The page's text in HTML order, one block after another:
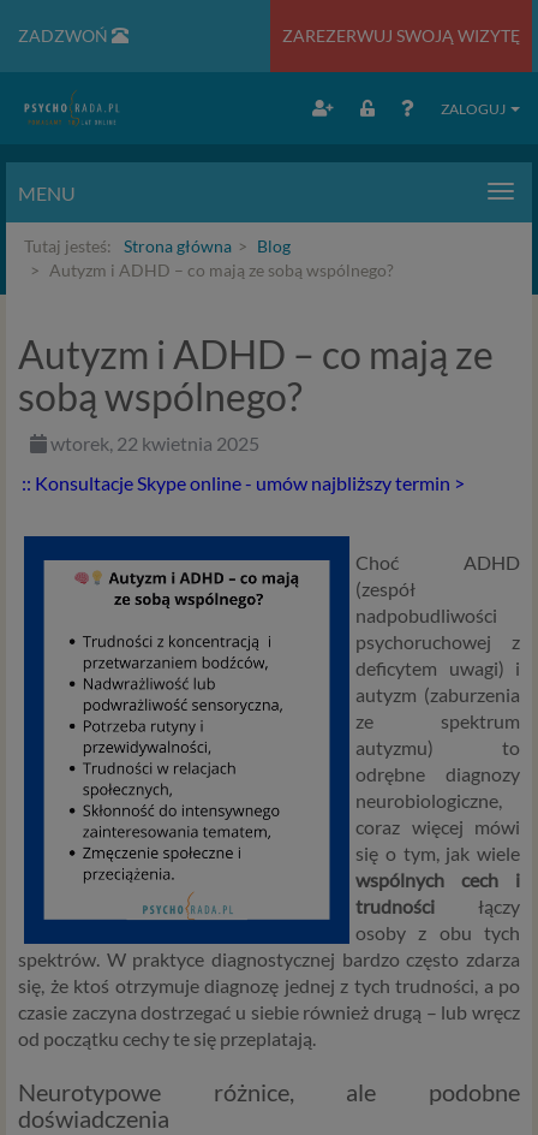
ZADZWOŃ ZAREZERWUJ SWOJĄ WIZYTĘ
ZALOGUJ
MENU
Tutaj jesteś: Strona główna
Blog
Autyzm i ADHD – co mają ze sobą wspólnego?
Autyzm i ADHD – co mają ze
sobą wspólnego?
wtorek, 22 kwietnia 2025
:: Konsultacje Skype online - umów najbliższy termin >
Choć ADHD
(zespół
nadpobudliwości
psychoruchowej z
deficytem uwagi) i
autyzm (zaburzenia
ze spektrum
autyzmu) to
odrębne diagnozy
neurobiologiczne,
coraz więcej mówi
się o tym, jak wiele
wspólnych cech i
trudności łączy
osoby z obu tych
spektrów. W praktyce diagnostycznej bardzo często zdarza
się, że ktoś otrzymuje diagnozę jednej z tych trudności, a po
czasie zaczyna dostrzegać u siebie również drugą – lub wręcz
od początku cechy te się przeplatają.
Neurotypowe różnice, ale podobne
doświadczenia